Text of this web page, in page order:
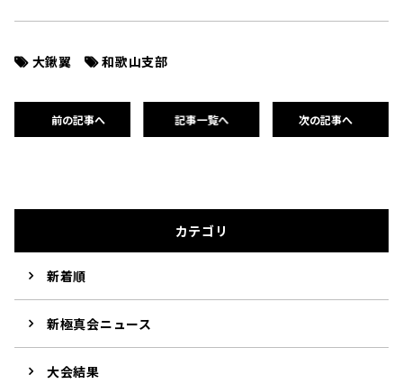
大鍬翼 和歌山支部
前の記事へ 記事一覧へ 次の記事へ
カテゴリ
新着順
新極真会ニュース
大会結果